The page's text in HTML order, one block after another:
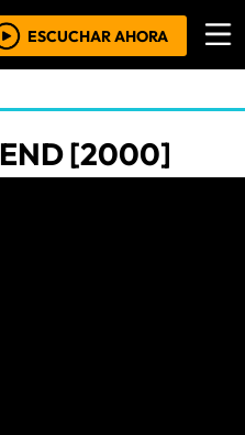
ESCUCHAR AHORA
[2000]